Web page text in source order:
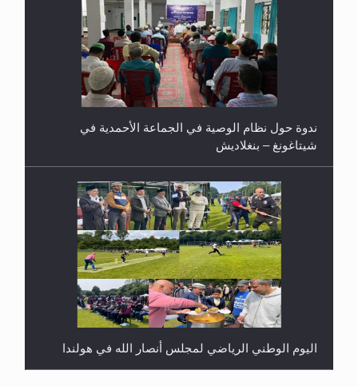
ندوة حول نظام الوصية في الجماعة الأحمدية في
شيتاغونغ – بنغلاديش
اليوم الوطني الرياضي لمجلس أنصار الله في هولندا